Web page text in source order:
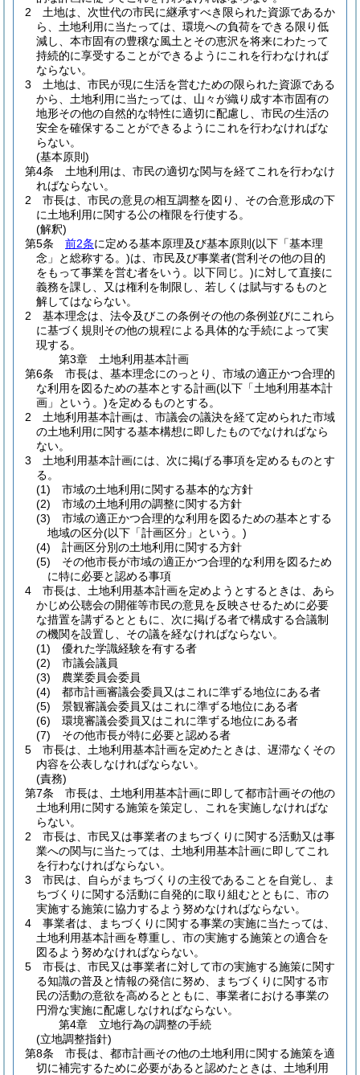
2
土地は、次世代の市民に継承すべき限られた資源であるか
ら、土地利用に当たっては、環境への負荷をできる限り低
減し、本市固有の豊穣な風土とその恵沢を将来にわたって
持続的に享受することができるようにこれを行わなければ
ならない。
3
土地は、市民が現に生活を営むための限られた資源である
から、土地利用に当たっては、山々が織り成す本市固有の
地形その他の自然的な特性に適切に配慮し、市民の生活の
安全を確保することができるようにこれを行わなければな
らない。
(基本原則)
第4条
土地利用は、市民の適切な関与を経てこれを行わなけ
ればならない。
2
市長は、市民の意見の相互調整を図り、その合意形成の下
に土地利用に関する公の権限を行使する。
(解釈)
第5条
前2条に定める基本原理及び基本原則 (以下「基本理
念」と総称する。)は、市民及び事業者(営利その他の目的
をもって事業を営む者をいう。以下同じ。)に対して直接に
義務を課し、又は権利を制限し、若しくは賦与するものと
解してはならない。
2
基本理念は、法令及びこの条例その他の条例並びにこれら
に基づく規則その他の規程による具体的な手続によって実
現する。
第3章
土地利用基本計画
第6条
市長は、基本理念にのっとり、市域の適正かつ合理的
な利用を図るための基本とする計画(以下「土地利用基本計
画」という。)を定めるものとする。
2
土地利用基本計画は、市議会の議決を経て定められた市域
の土地利用に関する基本構想に即したものでなければなら
ない。
3
土地利用基本計画には、次に掲げる事項を定めるものとす
る。
(1)
市域の土地利用に関する基本的な方針
(2)
市域の土地利用の調整に関する方針
(3)
市域の適正かつ合理的な利用を図るための基本とする
地域の区分(以下「計画区分」という。)
(4)
計画区分別の土地利用に関する方針
(5)
その他市長が市域の適正かつ合理的な利用を図るため
に特に必要と認める事項
4
市長は、土地利用基本計画を定めようとするときは、あら
かじめ公聴会の開催等市民の意見を反映させるために必要
な措置を講ずるとともに、次に掲げる者で構成する合議制
の機関を設置し、その議を経なければならない。
(1)
優れた学識経験を有する者
(2)
市議会議員
(3)
農業委員会委員
(4)
都市計画審議会委員又はこれに準ずる地位にある者
(5)
景観審議会委員又はこれに準ずる地位にある者
(6)
環境審議会委員又はこれに準ずる地位にある者
(7)
その他市長が特に必要と認める者
5
市長は、土地利用基本計画を定めたときは、遅滞なくその
内容を公表しなければならない。
(責務)
第7条
市長は、土地利用基本計画に即して都市計画その他の
土地利用に関する施策を策定し、これを実施しなければな
らない。
2
市長は、市民又は事業者のまちづくりに関する活動又は事
業への関与に当たっては、土地利用基本計画に即してこれ
を行わなければならない。
3
市民は、自らがまちづくりの主役であることを自覚し、ま
ちづくりに関する活動に自発的に取り組むとともに、市の
実施する施策に協力するよう努めなければならない。
4
事業者は、まちづくりに関する事業の実施に当たっては、
土地利用基本計画を尊重し、市の実施する施策との適合を
図るよう努めなければならない。
5
市長は、市民又は事業者に対して市の実施する施策に関す
る知識の普及と情報の発信に努め、まちづくりに関する市
民の活動の意欲を高めるとともに、事業者における事業の
円滑な実施に配慮しなければならない。
第4章
立地行為の調整の手続
(立地調整指針)
第8条
市長は、都市計画その他の土地利用に関する施策を適
切に補完するために必要があると認めたときは、土地利用